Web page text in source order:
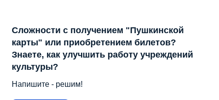
Сложности с получением "Пушкинской
карты" или приобретением билетов?
Знаете, как улучшить работу учреждений
культуры?
Напишите - решим!